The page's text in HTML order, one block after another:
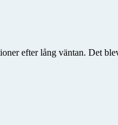
efter lång väntan. Det